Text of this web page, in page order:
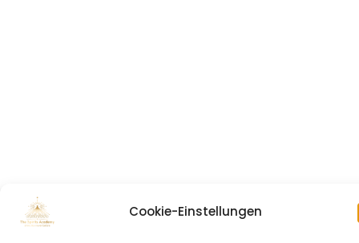
Cookie-Einstellungen